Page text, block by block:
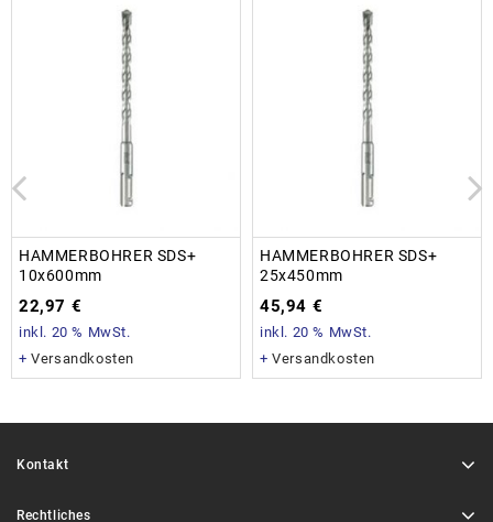
HAMMERBOHRER SDS+
10x600mm
22,97 €
inkl. 20 % MwSt.
+Versandkosten
HAMMERBOHRER SDS+
25x450mm
45,94 €
inkl. 20 % MwSt.
+Versandkosten
Kontakt
Rechtliches